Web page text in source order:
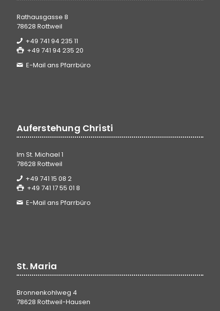
Rathausgasse 8
78628 Rottweil
+49 741 94 235 11
+49 741 94 235 20
E-Mail ans Pfarrbüro
Auferstehung Christi
Im St. Michael 1
78628 Rottweil
+49 741 15 08 2
+49 741 17 55 01 8
E-Mail ans Pfarrbüro
St. Maria
Bronnenkohlweg 4
78628 Rottweil-Hausen